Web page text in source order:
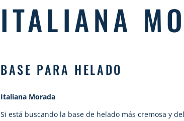
ITALIANA
BASE PARA HELADO
Italiana Morada
Si está buscando la base de helado más cremosa y